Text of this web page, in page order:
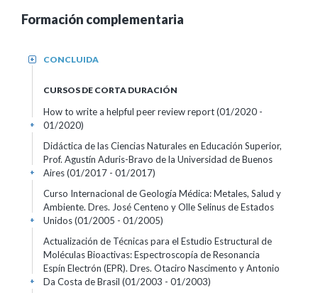
Formación complementaria
CONCLUIDA
+
CURSOS DE CORTA DURACIÓN
How to write a helpful peer review report(01/2020 -
01/2020)
+
Didáctica de las Ciencias Naturales en Educación Superior,
Prof. Agustín Aduris-Bravo de la Universidad de Buenos
Aires(01/2017 - 01/2017)
+
Curso Internacional de Geología Médica: Metales, Salud y
Ambiente. Dres. José Centeno y Olle Selinus de Estados
Unidos(01/2005 - 01/2005)
+
Actualización de Técnicas para el Estudio Estructural de
Moléculas Bioactivas: Espectroscopía de Resonancia
Espín Electrón (EPR). Dres. Otaciro Nascimento y Antonio
Da Costa de Brasil (01/2003 - 01/2003)
+